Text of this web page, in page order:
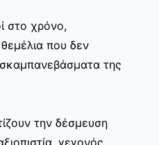
στο χρόνο,
που δεν
της
την δέσμευση
γεγονός